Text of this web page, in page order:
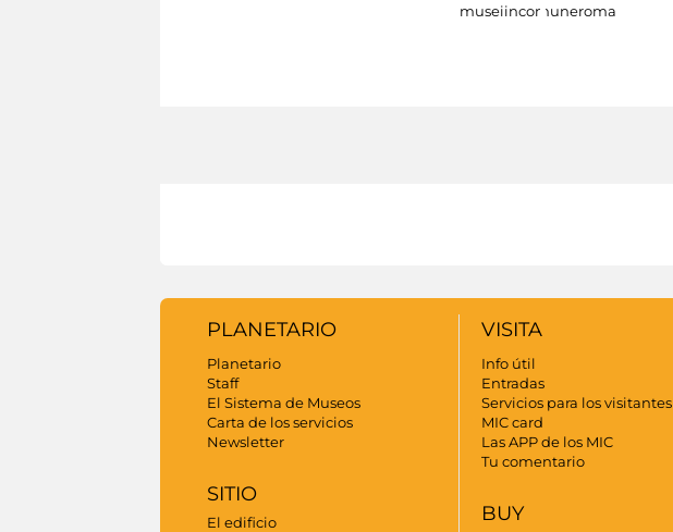
museiincomuneroma
PLANETARIO
Planetario
Staff
El Sistema de Museos
Carta de los servicios
Newsletter
SITIO
El edificio
VISITA
Info útil
Entradas
Servicios para los visitantes
MIC card
Las APP de los MIC
Tu comentario
BUY